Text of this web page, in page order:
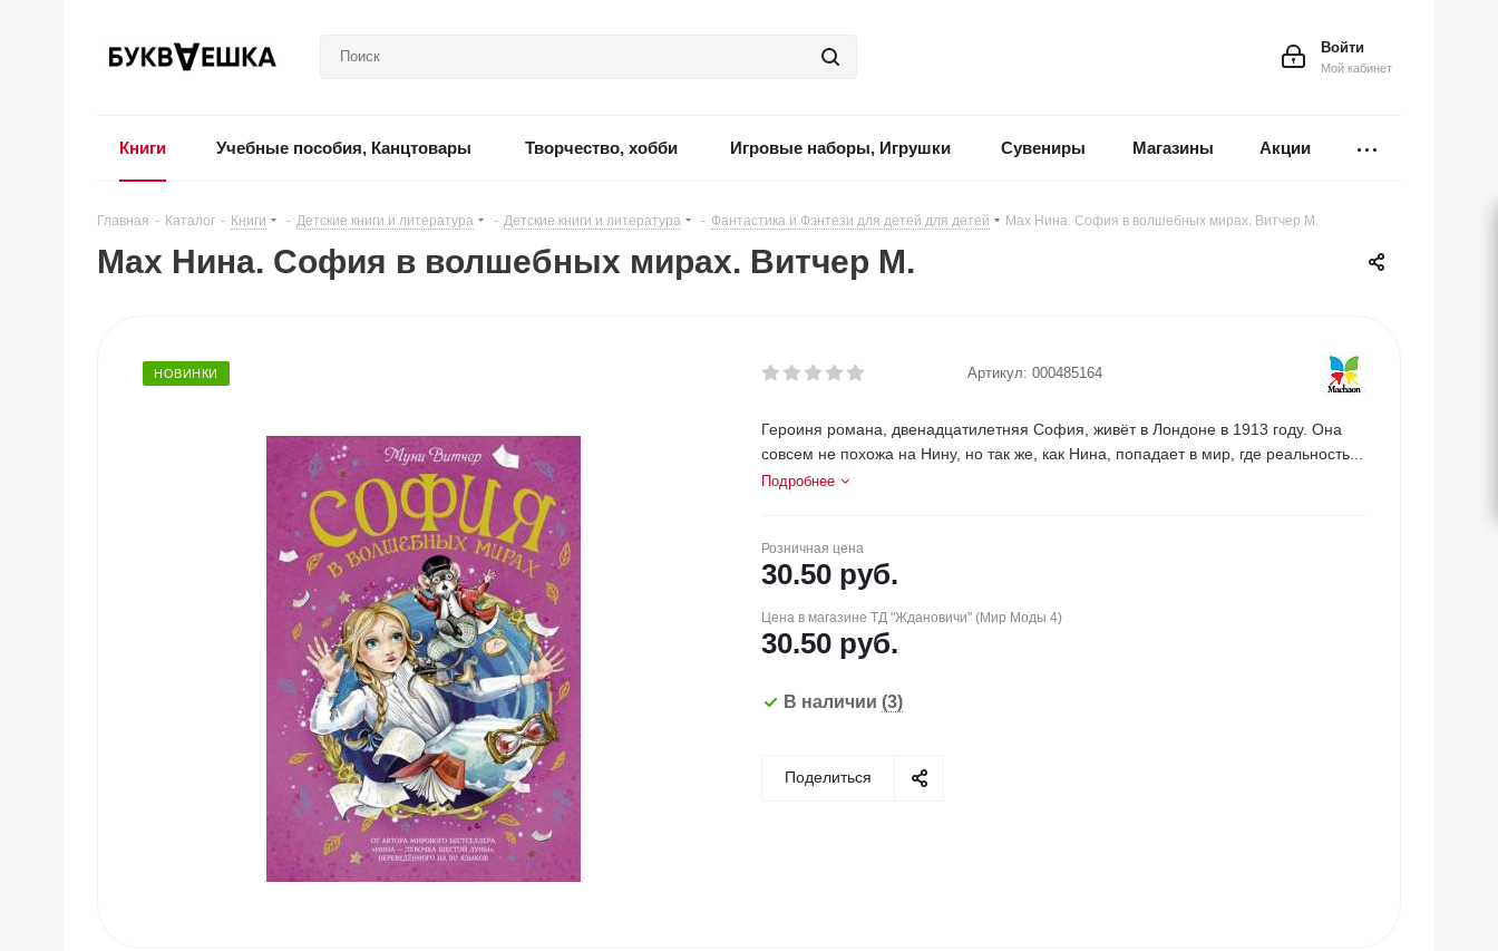
Войти
Мой кабинет
Книги Учебные пособия, Канцтовары Творчество, хобби Игровые наборы, Игрушки Сувениры Магазины Акции
Главная - Каталог - Книги - Детские книги и литература - Детские книги и литература - Фантастика и Фэнтези для детей для детей - Мах Нина. София в волшебных мирах. Витчер М.
Мах Нина. София в волшебных мирах. Витчер М.
НОВИНКИ Артикул: 000485164
Героиня романа, двенадцатилетняя София, живёт в Лондоне в 1913 году. Она
совсем не похожа на Нину, но так же, как Нина, попадает в мир, где реальность...
Подробнее
Розничная цена
30.50 руб.
Цена в магазине ТД "Ждановичи" (Мир Моды 4)
30.50 руб.
В наличии (3)
Поделиться